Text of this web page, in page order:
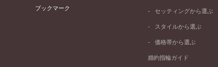
ブックマーク
ピンクゴールド
ペールブラウンゴール
ストレートライン
V字ライン
セッティングから選ぶ
ソリテール
ダブルサイドメレ
ラインメレ
スタイルから選ぶ
シンプル
モード
価格帯から選ぶ
50万円台～
婚約指輪ガイド